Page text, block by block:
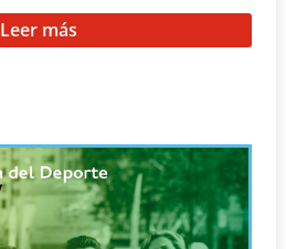
Leer más